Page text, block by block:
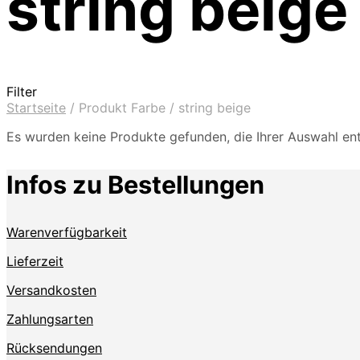
Filter
Startseite / Produkt Farbe / string beige
Es wurden keine Produkte gefunden, die Ihrer Auswahl
Infos zu Bestellungen
Warenverfügbarkeit
Lieferzeit
Versandkosten
Zahlungsarten
Rücksendungen